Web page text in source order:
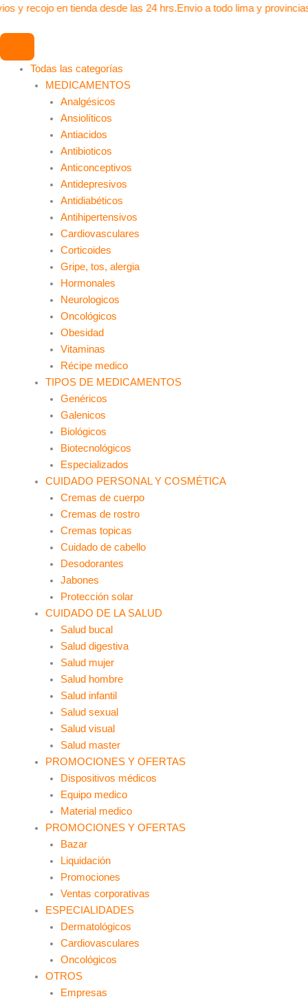
Ir
contenido
y recojo en tienda desde las 24 hrs.Envio a todo lima y
Todas las categorías
MEDICAMENTOS
Analgésicos
Ansiolíticos
Antiacidos
Antibioticos
Anticonceptivos
Antidepresivos
Antidiabéticos
Antihipertensivos
Cardiovasculares
Corticoides
Gripe, tos, alergia
Hormonales
Neurologicos
Oncológicos
Obesidad
Vitaminas
Récipe medico
TIPOS DE MEDICAMENTOS
Genéricos
Galenicos
Biológicos
Biotecnológicos
Especializados
CUIDADO PERSONAL Y COSMÉTICA
Cremas de cuerpo
Cremas de rostro
Cremas topicas
Cuidado de cabello
Desodorantes
Jabones
Protección solar
CUIDADO DE LA SALUD
Salud bucal
Salud digestiva
Salud mujer
Salud hombre
Salud infantil
Salud sexual
Salud visual
Salud master
PROMOCIONES Y OFERTAS
Dispositivos médicos
Equipo medico
Material medico
PROMOCIONES Y OFERTAS
Bazar
Liquidación
Promociones
Ventas corporativas
ESPECIALIDADES
Dermatológicos
Cardiovasculares
Oncológicos
OTROS
Empresas
Olmeheart
(Olmesartan)
cantidad